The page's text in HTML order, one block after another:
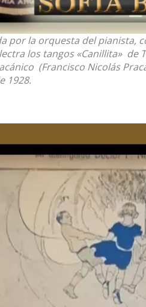
por la orquesta del pianista,
los tangos «Canillita» de
(Francisco Nicolás
1928.